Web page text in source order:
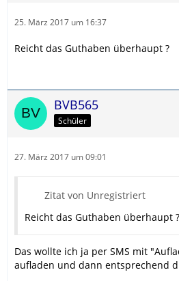
25. März 2017 um 16:37
Reicht das Guthaben überhaupt ?
BVB565
Schüler
27. März 2017 um 09:01
Zitat von Unregistriert
Reicht das Guthaben überhaupt ?
Das wollte ich ja per SMS mit
aufladen und dann entsprechend